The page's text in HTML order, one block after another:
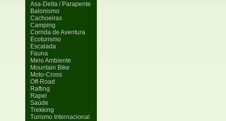
Asa-Delta / Parapente
Balonismo
Cachoeiras
Camping
Corrida de Aventura
Ecoturismo
Escalada
Fauna
Meio Ambiente
Mountain Bike
Moto-Cross
Off-Road
Rafting
Rapel
Saúde
Trekking
Turismo Internacional